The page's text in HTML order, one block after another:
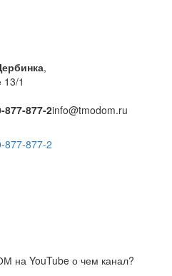
,
1
877-877-2info@tmodom.ru
877-877-2
на YouTube о чем канал?